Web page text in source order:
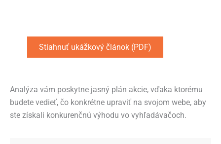
Stiahnuť ukážkový článok (PDF)
Analýza vám poskytne jasný plán akcie, vďaka ktorému
budete vedieť, čo konkrétne upraviť na svojom webe, aby
ste získali konkurenčnú výhodu vo vyhľadávačoch.